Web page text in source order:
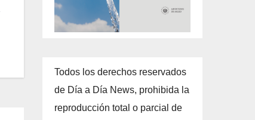
Todos los derechos reservados
de Día a Día News, prohibida la
reproducción total o parcial de